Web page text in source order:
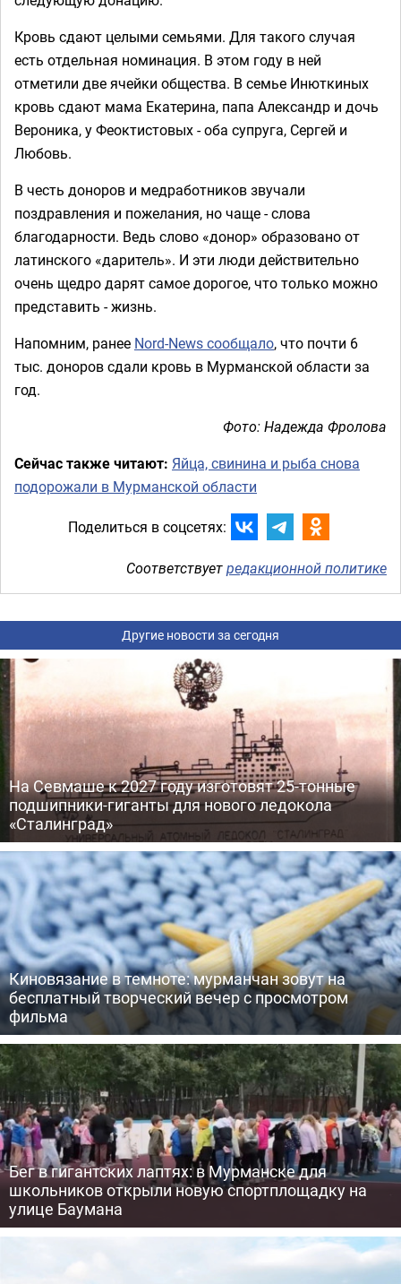
Кровь сдают целыми семьями. Для такого случая
есть отдельная номинация. В этом году в ней
отметили две ячейки общества. В семье Инюткиных
кровь сдают мама Екатерина, папа Александр и дочь
Вероника, у Феоктистовых - оба супруга, Сергей и
Любовь.
В честь доноров и медработников звучали
поздравления и пожелания, но чаще - слова
благодарности. Ведь слово «донор» образовано от
латинского «даритель». И эти люди действительно
очень щедро дарят самое дорогое, что только можно
представить - жизнь.
Напомним, ранее Nord-News сообщало, что почти 6
тыс. доноров сдали кровь в Мурманской области за
год.
Фото: Надежда Фролова
Сейчас также читают: Яйца, свинина и рыба снова
подорожали в Мурманской области
Поделиться в соцсетях:
Соответствуетредакционной политике
Другие новости за сегодня
На Севмаше к 2027 году изготовят 25-тонные
подшипники-гиганты для нового ледокола
«Сталинград»
Киновязание в темноте: мурманчан зовут на
бесплатный творческий вечер с просмотром
фильма
Бег в гигантских лаптях: в Мурманске для
школьников открыли новую спортплощадку на
улице Баумана